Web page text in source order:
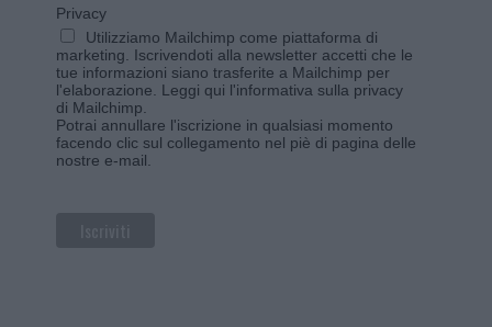
Privacy
Utilizziamo Mailchimp come piattaforma di
marketing. Iscrivendoti alla newsletter accetti che le
tue informazioni siano trasferite a Mailchimp per
l'elaborazione. Leggi qui l'informativa sulla privacy
di Mailchimp
Potrai annullare l'iscrizione in qualsiasi momento
facendo clic sul collegamento nel piè di pagina delle
nostre e-mail.